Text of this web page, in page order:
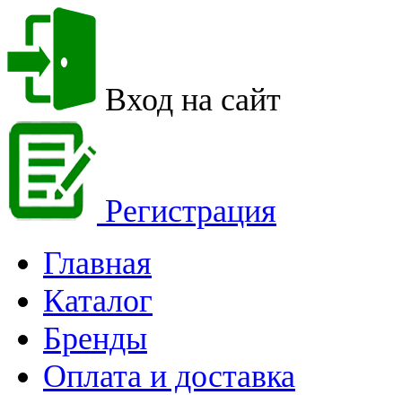
Вход на сайт
Регистрация
Главная
Каталог
Бренды
Оплата и доставка